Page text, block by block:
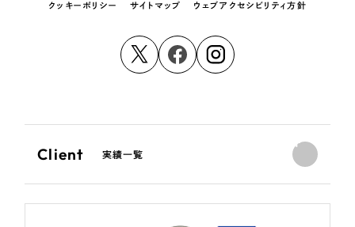
クッキーポリシー サイトマップ ウェブアクセシビリティ方針
Client 実績一覧